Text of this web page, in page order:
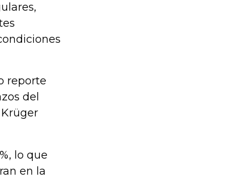
reporte
del
lo que
en la